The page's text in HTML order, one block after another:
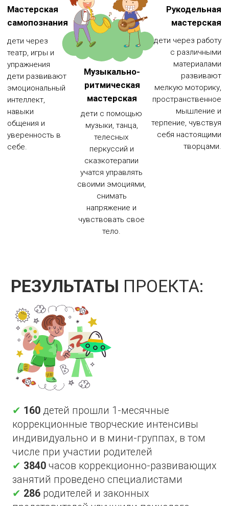
✔ 160детей прошли 1-месячные
коррекционные творческие интенсивы
индивидуально и в мини-группах, в том
числе при участии родителей
часов коррекционно-развивающих
занятий проведено специалистами
✔ 286родителей и законных
представителей улучшили психолого-
педагогические компетенции в вопросах
коррекции, творческого развития и
воспитания детей
трехчасовых обучающих семинаров-
тренингов проведено для групп родителей,
общим количеством 169 человек
методических пособий по
организации домашнего детского
собственного тела и окружающего мира,
поднялся уровень уверенности в своих
общительными, повысилось
положительное восприятие музыки и игры
на музыкальных инструментах.
Музыкальные инструменты расслабляюще
повлияли на эмоциональное состояние
всех детей, обогатили ощущения и
сформировали положительный творческий
чувственный опыт.
детей стали более решительными,
снизили зажатость и уровень стресса,
улучшили фокусировку внимания,
увеличили словарный запас. Занятия
помогли детям помогали усилить чувство
собственной ценности, укрепить
внутренний порядок и контроль.
✔ 95%родителей не только услышали
важную теоретически информацию, но
самое главное получили практический
чувственный опыт по взаимодействию с